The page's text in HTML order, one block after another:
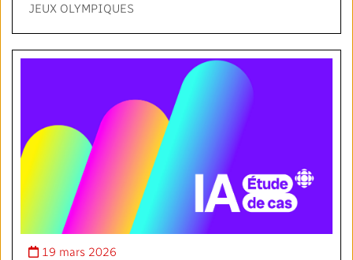
JEUX OLYMPIQUES
19 mars 2026